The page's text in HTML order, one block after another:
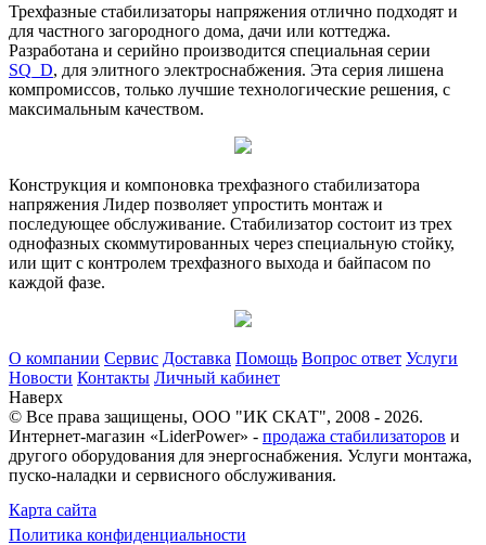
Трехфазные стабилизаторы напряжения отлично подходят и
для частного загородного дома, дачи или коттеджа.
Разработана и серийно производится специальная серии
SQ_D, для элитного электроснабжения. Эта серия лишена
компромиссов, только лучшие технологические решения, с
максимальным качеством.
Конструкция и компоновка трехфазного стабилизатора
напряжения Лидер позволяет упростить монтаж и
последующее обслуживание. Стабилизатор состоит из трех
однофазных скоммутированных через специальную стойку,
или щит с контролем трехфазного выхода и байпасом по
каждой фазе.
О компании Сервис Доставка Помощь Вопрос ответ Услуги
Новости Контакты Личный кабинет
Наверх
© Все права защищены, ООО "ИК СКАТ", 2008 - 2026.
Интернет-магазин «LiderPower» - продажа стабилизаторов и
другого оборудования для энергоснабжения. Услуги монтажа,
пуско-наладки и сервисного обслуживания.
Карта сайта
Политика конфиденциальности